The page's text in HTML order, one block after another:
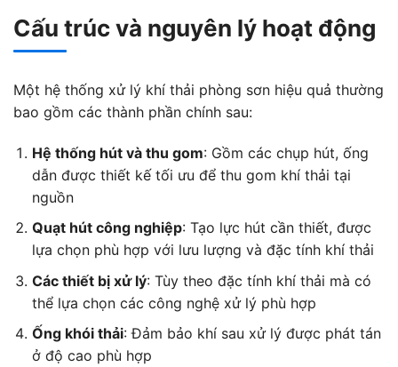
Cấu trúc và nguyên lý hoạt động
Một hệ thống xử lý khí thải phòng sơn hiệu quả thường
bao gồm các thành phần chính sau:
Hệ thống hút và thu gom: Gồm các chụp hút, ống
dẫn được thiết kế tối ưu để thu gom khí thải tại
nguồn
Quạt hút công nghiệp: Tạo lực hút cần thiết, được
lựa chọn phù hợp với lưu lượng và đặc tính khí thải
Các thiết bị xử lý: Tùy theo đặc tính khí thải mà có
thể lựa chọn các công nghệ xử lý phù hợp
Ống khói thải: Đảm bảo khí sau xử lý được phát tán
ở độ cao phù hợp